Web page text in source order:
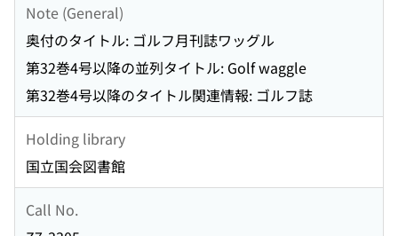
Note (General)
奥付のタイトル: ゴルフ月刊誌ワッグル
第32巻4号以降の並列タイトル: Golf waggle
第32巻4号以降のタイトル関連情報: ゴルフ誌
Holding library
国立国会図書館
Call No.